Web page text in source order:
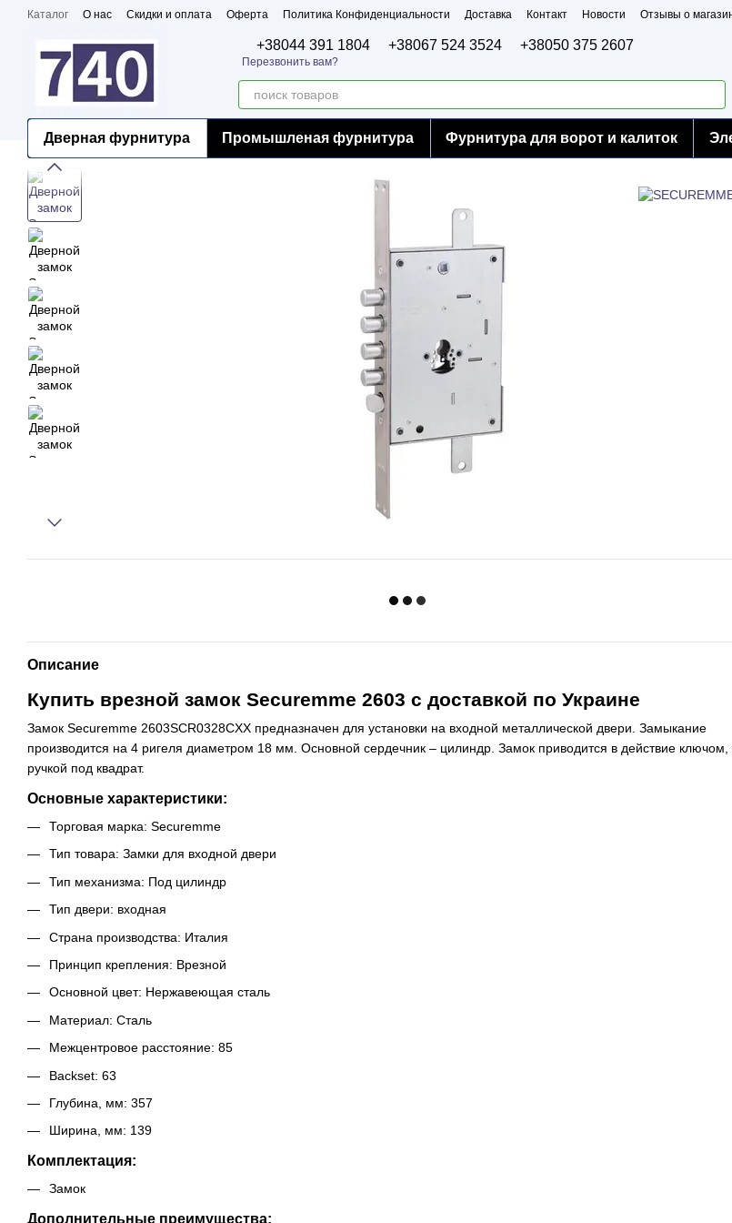
Перейти к основному контенту
Каталог О нас Скидки и оплата Оферта Политика Конфиденциальности Доставка Контакт Новости Отзывы о
+38044 391 1804 +38067 524 3524 +38050 375 2607
Перезвонить вам?
Дверная фурнитура Промышленая фурнитура Фурнитура для ворот и калиток
Описание
Купить врезной замок Securemme 2603 с доставкой по Украине
Замок Securemme 2603SCR0328CXX предназначен для установки на входной металлической двери. Замыкание
производится на 4 ригеля диаметром 18 мм. Основной сердечник – цилиндр. Замок приводится в действие ключом,
ручкой под квадрат.
Основные характеристики:
Торговая марка: Securemme
Тип товара: Замки для входной двери
Тип механизма: Под цилиндр
Тип двери: входная
Страна производства: Италия
Принцип крепления: Врезной
Основной цвет: Нержавеющая сталь
Материал: Сталь
Межцентровое расстояние: 85
Backset: 63
Глубина, мм: 357
Ширина, мм: 139
Комплектация:
Замок
Дополнительные преимущества: